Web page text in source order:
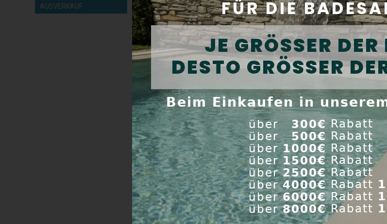
AUSVERKAUF
Preis inkl. Mwst:7,50 €
Kaufen
Preis inkl. Mwst:12,26 €
Kaufen